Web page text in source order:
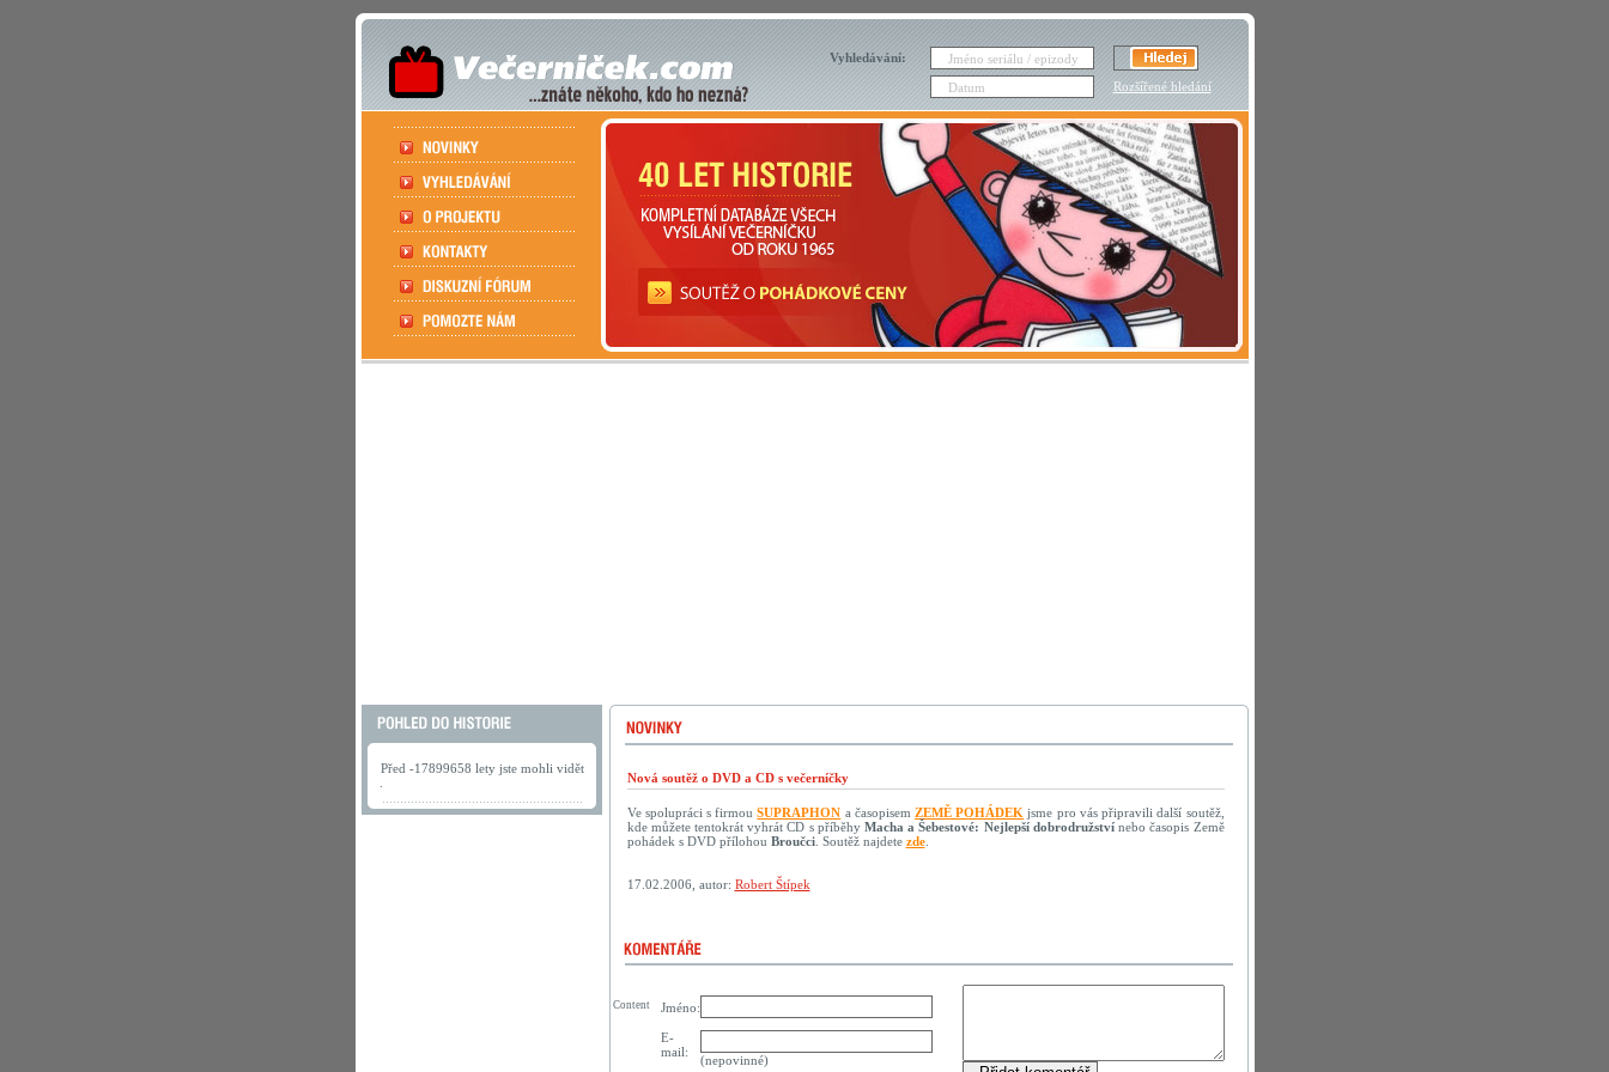
Vyhledávání:
Rozšířené hledání
Před -17899658 lety jste mohli vidět
Nová soutěž o DVD a CD s večerníčky
Ve spolupráci s firmouSUPRAPHON a časopisemZEMĚ POHÁDEK jsme pro vás připravili další soutěž,
kde můžete tentokrát vyhrát CD s příběhy Macha a Šebestové: Nejlepší dobrodružstvínebo časopis Země
pohádek s DVD přílohou Broučci. Soutěž najdete zde.
17.02.2006, autor: Robert Štípek
Jméno:
E-
mail:
(nepovinné)
Content